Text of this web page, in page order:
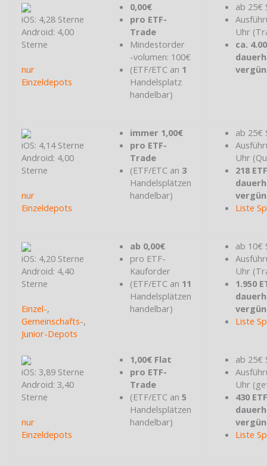
iOS: 4,28 Sterne
Android: 4,00
Sterne
nur
Einzeldepots
0,00€
pro ETF-
Trade
Mindestorder
-volumen: 100€
(ETF/ETC an 1
Handelsplatz
handelbar)
ab 25€
Uhr
ca.
iOS: 4,14 Sterne
Android: 4,00
Sterne
nur
Einzeldepots
immer 1,00€
pro ETF-
Trade
(ETF/ETC an 3
Handelsplätzen
handelbar)
ab 25€
Uhr
218
Liste
iOS: 4,20 Sterne
Android: 4,40
Sterne
Einzel-,
Gemeinschafts-,
Junior-Depots
ab 0,00€
pro ETF-
Kauforder
(ETF/ETC an 11
Handelsplätzen
handelbar)
ab 10€
Uhr
1.950
Liste
iOS: 3,89 Sterne
Android: 3,40
Sterne
nur
Einzeldepots
1,00€ Flat
pro ETF-
Trade
(ETF/ETC an5
Handelsplätzen
handelbar)
ab 25€
Uhr
430
Liste